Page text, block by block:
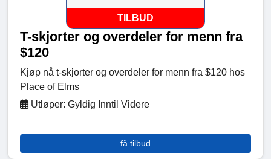
TILBUD
T-skjorter og overdeler for menn fra
$120
Kjøp nå t-skjorter og overdeler for menn fra $120 hos
Place of Elms
Utløper: Gyldig Inntil Videre
få tilbud